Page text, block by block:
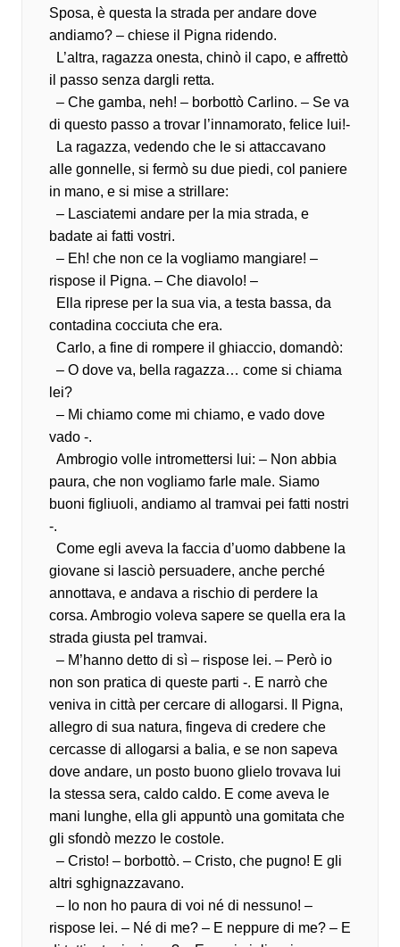
Sposa, è questa la strada per andare dove
andiamo? – chiese il Pigna ridendo.
L’altra, ragazza onesta, chinò il capo, e affrettò
il passo senza dargli retta.
– Che gamba, neh! – borbottò Carlino. – Se va
di questo passo a trovar l’innamorato, felice lui!-
La ragazza, vedendo che le si attaccavano
alle gonnelle, si fermò su due piedi, col paniere
in mano, e si mise a strillare:
– Lasciatemi andare per la mia strada, e
badate ai fatti vostri.
– Eh! che non ce la vogliamo mangiare! –
rispose il Pigna. – Che diavolo! –
Ella riprese per la sua via, a testa bassa, da
contadina cocciuta che era.
Carlo, a fine di rompere il ghiaccio, domandò:
– O dove va, bella ragazza… come si chiama
lei?
– Mi chiamo come mi chiamo, e vado dove
vado -.
Ambrogio volle intromettersi lui: – Non abbia
paura, che non vogliamo farle male. Siamo
buoni figliuoli, andiamo al tramvai pei fatti nostri
-.
Come egli aveva la faccia d’uomo dabbene la
giovane si lasciò persuadere, anche perché
annottava, e andava a rischio di perdere la
corsa. Ambrogio voleva sapere se quella era la
strada giusta pel tramvai.
– M’hanno detto di sì – rispose lei. – Però io
non son pratica di queste parti -. E narrò che
veniva in città per cercare di allogarsi. Il Pigna,
allegro di sua natura, fingeva di credere che
cercasse di allogarsi a balia, e se non sapeva
dove andare, un posto buono glielo trovava lui
la stessa sera, caldo caldo. E come aveva le
mani lunghe, ella gli appuntò una gomitata che
gli sfondò mezzo le costole.
– Cristo! – borbottò. – Cristo, che pugno! E gli
altri sghignazzavano.
– Io non ho paura di voi né di nessuno! –
rispose lei. – Né di me? – E neppure di me? – E